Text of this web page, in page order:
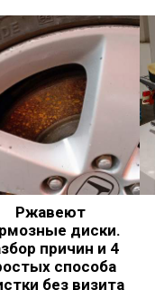
Ржавеют
диски.
причин и 4
способа
без визита